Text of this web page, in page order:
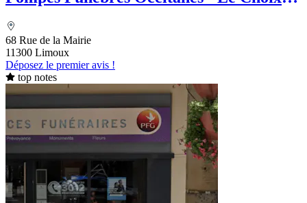
68 Rue de la Mairie
11300 Limoux
Déposez le premier avis !
top notes